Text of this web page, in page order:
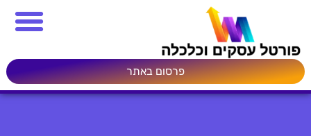
פרסום באתר